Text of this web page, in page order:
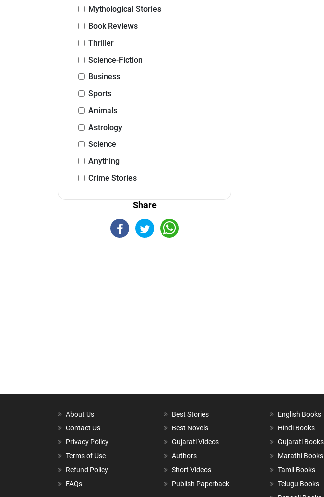
Mythological Stories
Book Reviews
Thriller
Science-Fiction
Business
Sports
Animals
Astrology
Science
Anything
Crime Stories
Share
About Us
Contact Us
Privacy Policy
Terms of Use
Refund Policy
FAQs
Best Stories
Best Novels
Gujarati Videos
Authors
Short Videos
Publish Paperback
English Books
Hindi Books
Gujarati Books
Marathi Books
Tamil Books
Telugu Books